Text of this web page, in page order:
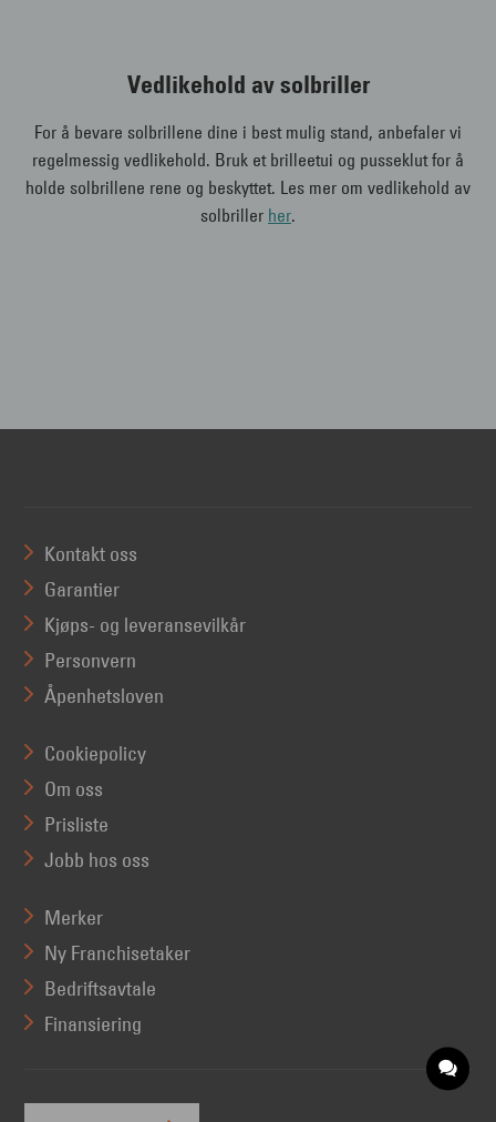
Vedlikehold av solbriller
For å bevare solbrillene dine i best mulig stand, anbefaler vi
regelmessig vedlikehold. Bruk et brilleetui og pusseklut for å
holde solbrillene rene og beskyttet. Les mer om vedlikehold av
solbriller her.
Kontakt oss
Garantier
Kjøps- og leveransevilkår
Personvern
Åpenhetsloven
Cookiepolicy
Om oss
Prisliste
Jobb hos oss
Merker
Ny Franchisetaker
Bedriftsavtale
Finansiering